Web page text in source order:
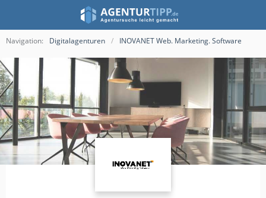
Navigation: Digitalagenturen INOVANET Web. Marketing. Software